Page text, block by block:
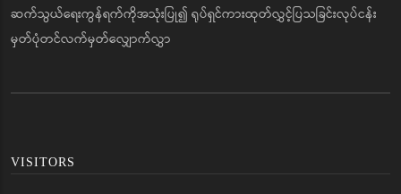
ဆက်သွယ်ရေးကွန်ရက်ကိုအသုံးပြု၍ ရုပ်ရှင်ကားထုတ်လွှင့်ပြသခြင်းလုပ်ငန်း
မှတ်ပုံတင်လက်မှတ်လျှောက်လွှာ
VISITORS